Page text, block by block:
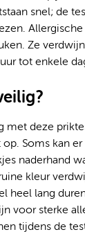
snel; de
Ze
tot enkele
met deze
Soms kan er
naderhand
kleur
heel lang
voor sterke
tijdens de